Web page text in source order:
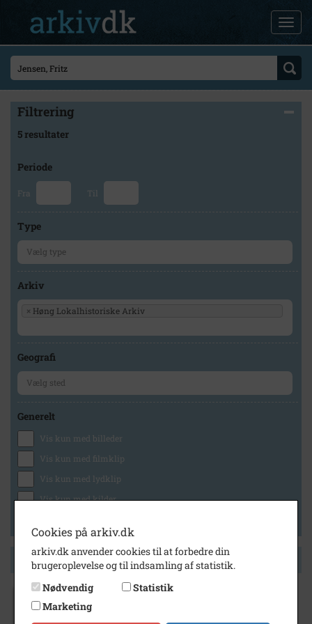
Filtrering
5 resultater
Periode
Fra Til
Type
Arkiv
× Høng Lokalhistoriske Arkiv
Geografi
Generelt
Vis kun med billeder
Vis kun med filmklip
Vis kun med lydklip
Vis kun med kilder
Side 1 af 1
Cookies på arkiv.dk
arkiv.dk anvender cookies til at forbedre din
brugeroplevelse og til indsamling af statistik.
Nødvendig
Statistik
Marketing